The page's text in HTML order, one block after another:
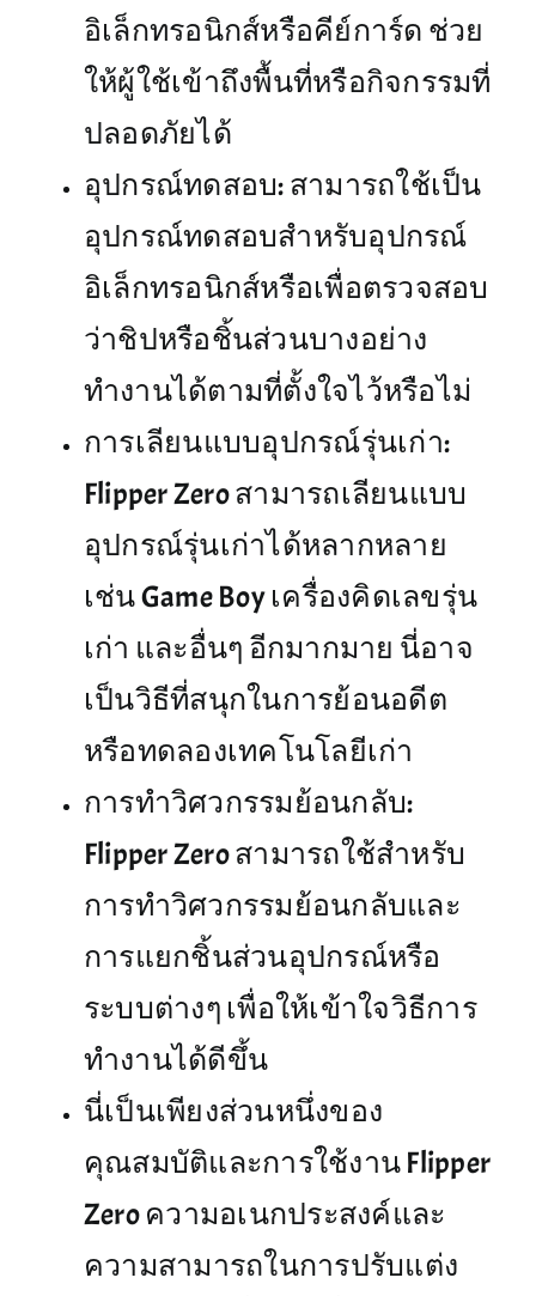
อิเล็กทรอนิกส์หรือคีย์การ์ด ช่วย
ให้ผู้ใช้เข้าถึงพื้นที่หรือกิจกรรมที่
ปลอดภัยได้
อุปกรณ์ทดสอบ: สามารถใช้เป็น
อุปกรณ์ทดสอบสำหรับอุปกรณ์
อิเล็กทรอนิกส์หรือเพื่อตรวจสอบ
ว่าชิปหรือชิ้นส่วนบางอย่าง
ทำงานได้ตามที่ตั้งใจไว้หรือไม่
การเลียนแบบอุปกรณ์รุ่นเก่า:
Flipper Zero สามารถเลียนแบบ
อุปกรณ์รุ่นเก่าได้หลากหลาย
เช่น Game Boy เครื่องคิดเลขรุ่น
เก่า และอื่นๆ อีกมากมาย นี่อาจ
เป็นวิธีที่สนุกในการย้อนอดีต
หรือทดลองเทคโนโลยีเก่า
การทำวิศวกรรมย้อนกลับ:
Flipper Zero สามารถใช้สำหรับ
การทำวิศวกรรมย้อนกลับและ
การแยกชิ้นส่วนอุปกรณ์หรือ
ระบบต่างๆ เพื่อให้เข้าใจวิธีการ
ทำงานได้ดีขึ้น
นี่เป็นเพียงส่วนหนึ่งของ
คุณสมบัติและการใช้งาน Flipper
Zero ความอเนกประสงค์และ
ความสามารถในการปรับแต่ง